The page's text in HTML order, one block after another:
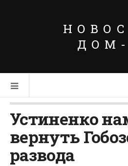
ДОМ-
Устиненко
вернуть
развода